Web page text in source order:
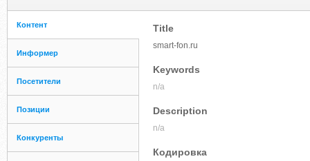
Контент
Информер
Посетители
Позиции
Конкуренты
Title
smart-fon.ru
Keywords
n/a
Description
n/a
Кодировка